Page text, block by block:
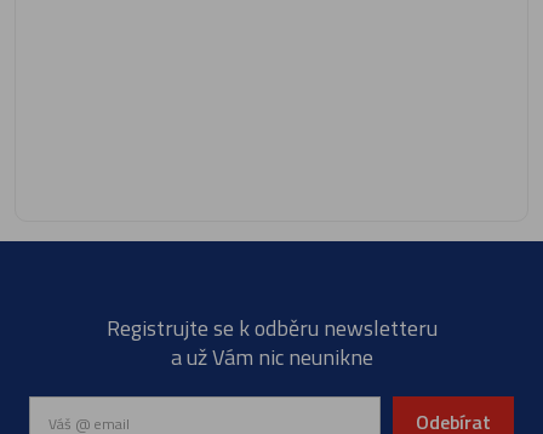
Registrujte se k odběru newsletteru
a už Vám nic neunikne
Odebírat